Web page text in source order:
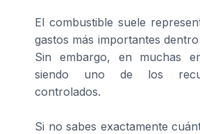
El combustible suele
gastos más importantes
Sin embargo, en muchas
siendo uno de los
controlados.
Si no sabes exactamente